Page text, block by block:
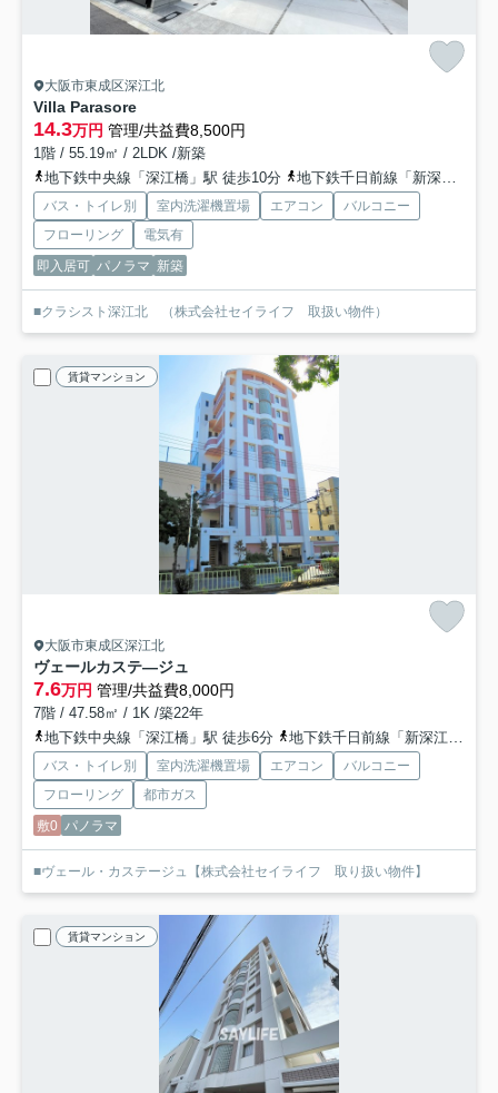
大阪市東成区深江北
Villa Parasore
14.3万円 管理/共益費8,500円
1階 / 55.19㎡ / 2LDK /新築
地下鉄中央線「深江橋」駅 徒歩10分
地下鉄千日前線「新深江」駅 徒歩15分
バス・トイレ別 室内洗濯機置場 エアコン
バルコニー
フローリング
電気有
即入居可 パノラマ 新築
■クラシスト深江北 （株式会社セイライフ 取扱い物件）
賃貸マンション
大阪市東成区深江北
ヴェールカステ―ジュ
7.6万円 管理/共益費8,000円
7階 / 47.58㎡ / 1K /築22年
地下鉄中央線「深江橋」駅 徒歩6分
地下鉄千日前線「新深江」駅 徒歩9分
バス・トイレ別 室内洗濯機置場 エアコン
バルコニー
フローリング
都市ガス
敷0 パノラマ
■ヴェール・カステージュ【株式会社セイライフ 取り扱い物件】
賃貸マンション